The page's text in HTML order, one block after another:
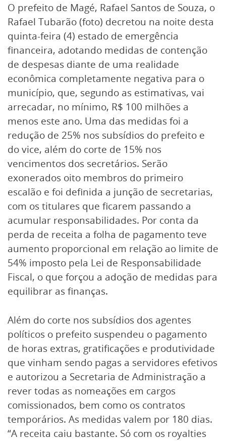
O prefeito de Magé, Rafael Santos de Souza, o
Rafael Tubarão (foto) decretou na noite desta
quinta-feira (4) estado de emergência
financeira, adotando medidas de contenção
de despesas diante de uma realidade
econômica completamente negativa para o
município, que, segundo as estimativas, vai
arrecadar, no mínimo, R$ 100 milhões a
menos este ano. Uma das medidas foi a
redução de 25% nos subsídios do prefeito e
do vice, além do corte de 15% nos
vencimentos dos secretários. Serão
exonerados oito membros do primeiro
escalão e foi definida a junção de secretarias,
com os titulares que ficarem passando a
acumular responsabilidades. Por conta da
perda de receita a folha de pagamento teve
aumento proporcional em relação ao limite de
54% imposto pela Lei de Responsabilidade
Fiscal, o que forçou a adoção de medidas para
equilibrar as finanças.
Além do corte nos subsídios dos agentes
políticos o prefeito suspendeu o pagamento
de horas extras, gratificações e produtividade
que vinham sendo pagas a servidores efetivos
e autorizou a Secretaria de Administração a
rever todas as nomeações em cargos
comissionados, bem como os contratos
temporários. As medidas valem por 180 dias.
“A receita caiu bastante. Só com os royalties